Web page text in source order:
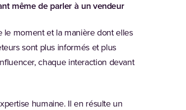
même de parler à un vendeur
le moment et la manière dont elles
sont plus informés et plus
chaque interaction devant
humaine. Il en résulte un